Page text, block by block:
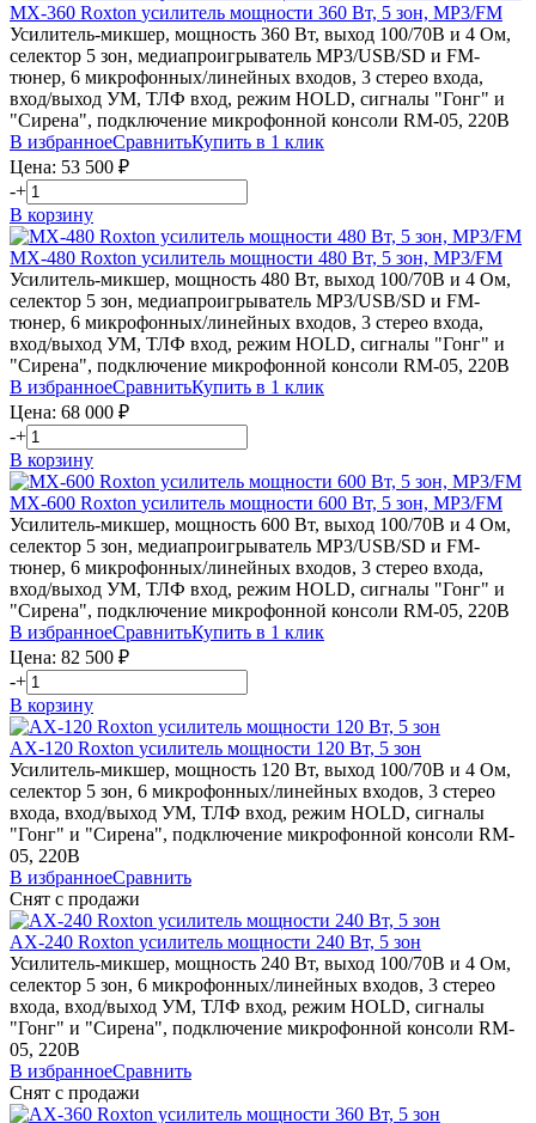
MX-360 Roxton усилитель мощности 360 Вт, 5 зон, MP3/FM
Усилитель-микшер, мощность 360 Вт, выход 100/70В и 4 Ом,
селектор 5 зон, медиапроигрыватель MP3/USB/SD и FM-
тюнер, 6 микрофонных/линейных входов, 3 стерео входа,
вход/выход УМ, ТЛФ вход, режим HOLD, сигналы "Гонг" и
"Сирена", подключение микрофонной консоли RM-05, 220В
В избранноеСравнитьКупить в 1 клик
Цена: 53 500 ₽
-+
В корзину
MX-480 Roxton усилитель мощности 480 Вт, 5 зон, MP3/FM
Усилитель-микшер, мощность 480 Вт, выход 100/70В и 4 Ом,
селектор 5 зон, медиапроигрыватель MP3/USB/SD и FM-
тюнер, 6 микрофонных/линейных входов, 3 стерео входа,
вход/выход УМ, ТЛФ вход, режим HOLD, сигналы "Гонг" и
"Сирена", подключение микрофонной консоли RM-05, 220В
В избранноеСравнитьКупить в 1 клик
Цена: 68 000 ₽
-+
В корзину
MX-600 Roxton усилитель мощности 600 Вт, 5 зон, MP3/FM
Усилитель-микшер, мощность 600 Вт, выход 100/70В и 4 Ом,
селектор 5 зон, медиапроигрыватель MP3/USB/SD и FM-
тюнер, 6 микрофонных/линейных входов, 3 стерео входа,
вход/выход УМ, ТЛФ вход, режим HOLD, сигналы "Гонг" и
"Сирена", подключение микрофонной консоли RM-05, 220В
В избранноеСравнитьКупить в 1 клик
Цена: 82 500 ₽
-+
В корзину
AX-120 Roxton усилитель мощности 120 Вт, 5 зон
Усилитель-микшер, мощность 120 Вт, выход 100/70В и 4 Ом,
селектор 5 зон, 6 микрофонных/линейных входов, 3 стерео
входа, вход/выход УМ, ТЛФ вход, режим HOLD, сигналы
"Гонг" и "Сирена", подключение микрофонной консоли RM-
05, 220В
В избранноеСравнить
Снят с продажи
AX-240 Roxton усилитель мощности 240 Вт, 5 зон
Усилитель-микшер, мощность 240 Вт, выход 100/70В и 4 Ом,
селектор 5 зон, 6 микрофонных/линейных входов, 3 стерео
входа, вход/выход УМ, ТЛФ вход, режим HOLD, сигналы
"Гонг" и "Сирена", подключение микрофонной консоли RM-
05, 220В
В избранноеСравнить
Снят с продажи